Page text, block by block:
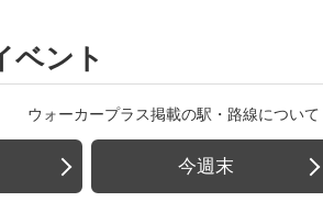
ベント
ウォーカープラス掲載の駅・路線について
今週末